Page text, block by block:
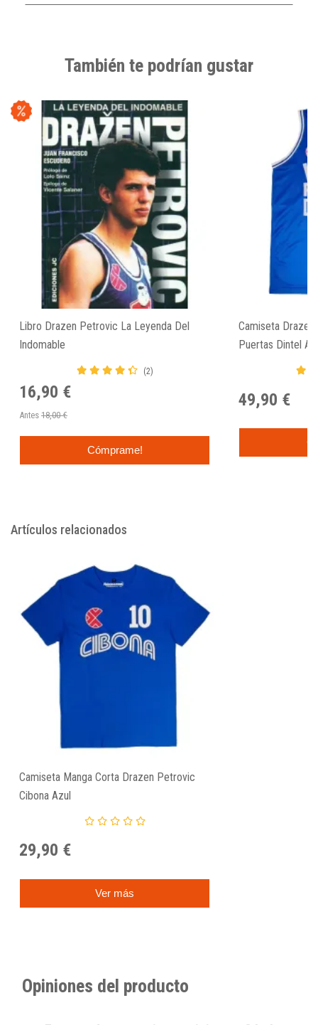
También te podrían gustar
Libro Drazen Petrovic La Leyenda Del
Indomable
(2)
16,90 €
Antes 18,00 €
Cómprame!
Camiseta
Puertas Dintel
49,90 €
Artículos relacionados
Camiseta Manga Corta Drazen Petrovic
Cibona Azul
29,90 €
Ver más
Opiniones del producto